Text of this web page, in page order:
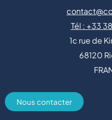
Tél : +33
1c rue de
68120
Nous contacter